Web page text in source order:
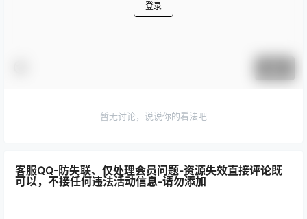
登录
暂无讨论，说说你的看法吧
客服QQ-防失联、仅处理会员问题-资源失效直接评论既
可以，不接任何违法活动信息-请勿添加